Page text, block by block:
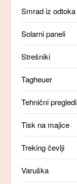
Smrad iz odtoka
Solarni paneli
Strešniki
Tagheuer
Tehnični pregledi
Tisk na majice
Treking čevlji
Varuška